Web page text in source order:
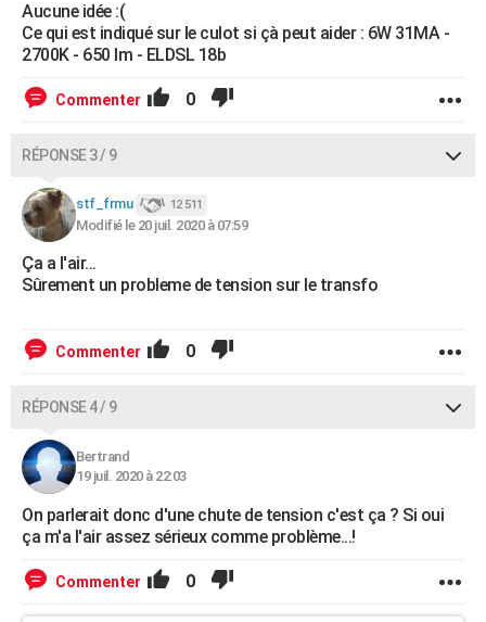
Aucune idée :(
Ce qui est indiqué sur le culot si çà peut aider : 6W 31MA -
2700K - 650 lm - ELDSL 18b
Commenter 0
RÉPONSE 3 / 9
stf_frmu 12 511
Modifié le 20 juil. 2020 à 07:59
Ça a l'air...
Sûrement un probleme de tension sur le transfo
Commenter 0
RÉPONSE 4 / 9
Bertrand
19 juil. 2020 à 22:03
On parlerait donc d'une chute de tension c'est ça ? Si oui
ça m'a l'air assez sérieux comme problème...!
Commenter 0